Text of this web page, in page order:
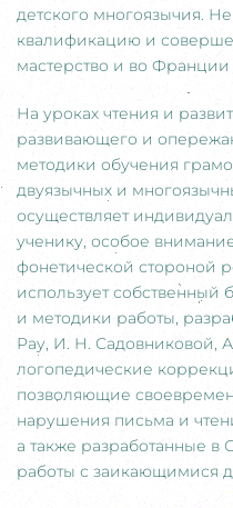
детского многоязычия.
квалификацию и
мастерство и во
На уроках чтения и
развивающего и
методики обучения
двуязычных и
осуществляет
ученику, особое
фонетической стороной
использует собственный
и методики работы,
Рау, И. Н. Садовниковой,
логопедические
позволяющие
нарушения письма и
а также разработанные в
работы с заикающимися